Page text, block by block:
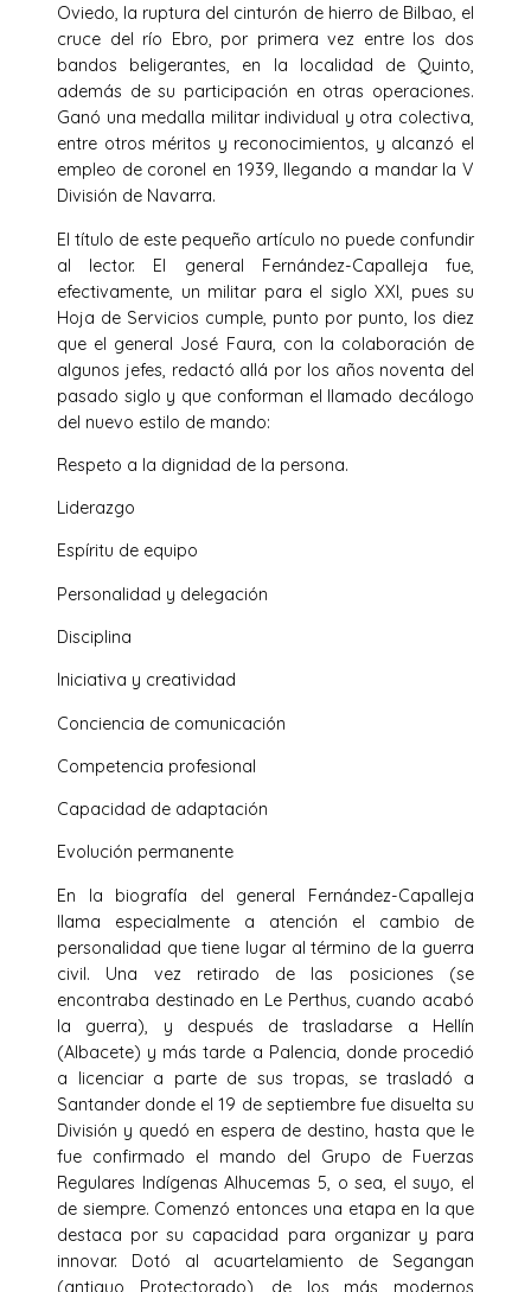
Oviedo, la ruptura del cinturón de hierro de Bilbao, el
cruce del río Ebro, por primera vez entre los dos
bandos beligerantes, en la localidad de Quinto,
además de su participación en otras operaciones.
Ganó una medalla militar individual y otra colectiva,
entre otros méritos y reconocimientos, y alcanzó el
empleo de coronel en 1939, llegando a mandar la V
División de Navarra.
El título de este pequeño artículo no puede confundir
al lector. El general Fernández-Capalleja fue,
efectivamente, un militar para el siglo XXI, pues su
Hoja de Servicios cumple, punto por punto, los diez
que el general José Faura, con la colaboración de
algunos jefes, redactó allá por los años noventa del
pasado siglo y que conforman el llamado decálogo
del nuevo estilo de mando:
Respeto a la dignidad de la persona.
Liderazgo
Espíritu de equipo
Personalidad y delegación
Disciplina
Iniciativa y creatividad
Conciencia de comunicación
Competencia profesional
Capacidad de adaptación
Evolución permanente
En la biografía del general Fernández-Capalleja
llama especialmente a atención el cambio de
personalidad que tiene lugar al término de la guerra
civil. Una vez retirado de las posiciones (se
encontraba destinado en Le Perthus, cuando acabó
la guerra), y después de trasladarse a Hellín
(Albacete) y más tarde a Palencia, donde procedió
a licenciar a parte de sus tropas, se trasladó a
Santander donde el 19 de septiembre fue disuelta su
División y quedó en espera de destino, hasta que le
fue confirmado el mando del Grupo de Fuerzas
Regulares Indígenas Alhucemas 5, o sea, el suyo, el
de siempre. Comenzó entonces una etapa en la que
destaca por su capacidad para organizar y para
innovar. Dotó al acuartelamiento de Segangan
(antiguo Protectorado), de los más modernos